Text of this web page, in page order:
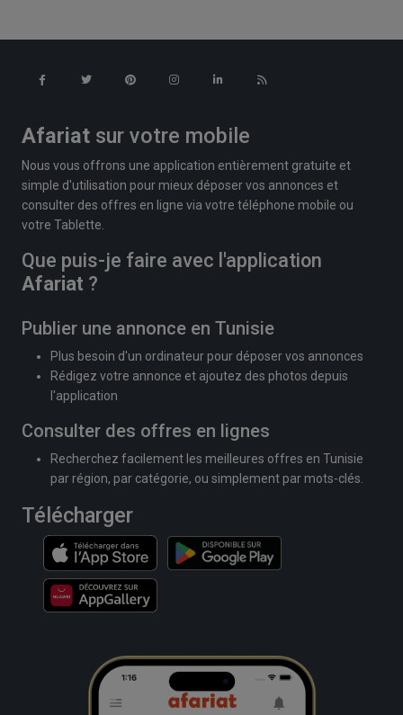
Afariat sur votre mobile
Nous vous offrons une application entièrement gratuite et
simple d'utilisation pour mieux déposer vos annonces et
consulter des offres en ligne via votre téléphone mobile ou
votre Tablette.
Que puis-je faire avec l'application
Afariat ?
Publier une annonce en Tunisie
Plus besoin d'un ordinateur pour déposer vos annonces
Rédigez votre annonce et ajoutez des photos depuis
l'application
Consulter des offres en lignes
Recherchez facilement les meilleures offres en Tunisie
par région, par catégorie, ou simplement par mots-clés.
Télécharger